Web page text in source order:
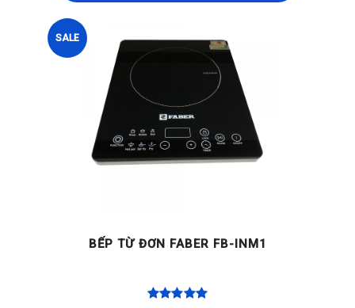
SALE
BẾP TỪ ĐƠN FABER FB-INM1